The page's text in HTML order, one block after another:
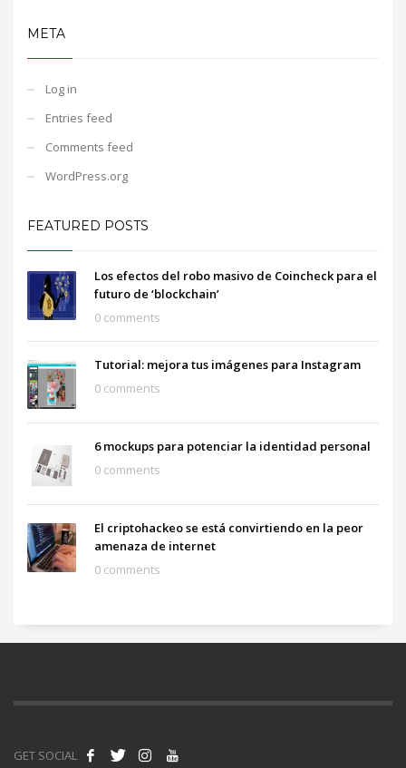
META
Log in
Entries feed
Comments feed
WordPress.org
FEATURED POSTS
Los efectos del robo masivo de Coincheck para el
futuro de ‘blockchain’
0 comments
Tutorial: mejora tus imágenes para Instagram
0 comments
6 mockups para potenciar la identidad personal
0 comments
El criptohackeo se está convirtiendo en la peor
amenaza de internet
0 comments
GET SOCIAL